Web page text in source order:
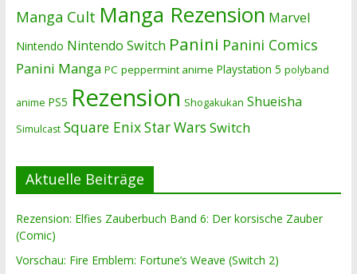
Manga Cult Manga Rezension Marvel
Nintendo Nintendo Switch Panini Panini Comics
Panini Manga PC peppermint anime Playstation 5 polyband
anime PS5 Rezension Shogakukan Shueisha
Simulcast Square EnixStar Wars Switch
Aktuelle Beiträge
Rezension: Elfies Zauberbuch Band 6: Der korsische Zauber
(Comic)
Vorschau: Fire Emblem: Fortune’s Weave (Switch 2)